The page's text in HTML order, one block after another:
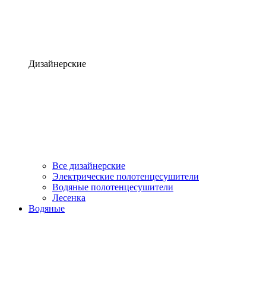
Дизайнерские
Все дизайнерские
Электрические полотенцесушители
Водяные полотенцесушители
Лесенка
Водяные